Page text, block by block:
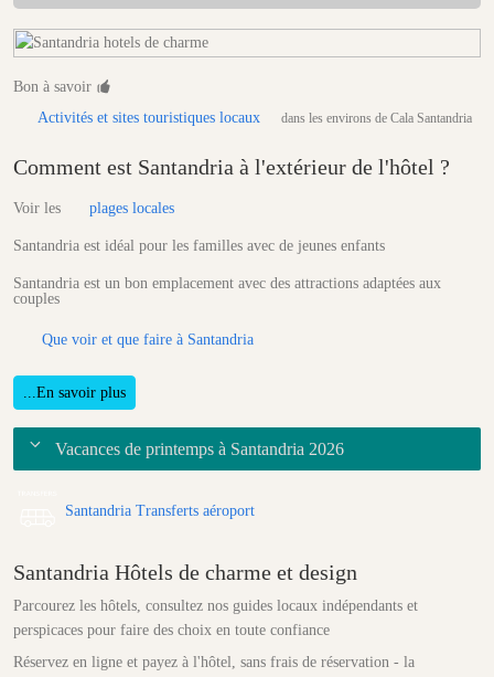
Bon à savoir
Activités et sites touristiques locaux
dans les environs de Cala Santandria
Comment est Santandria à l'extérieur de l'hôtel ?
Voir les plages locales
Santandria est idéal pour les familles avec de jeunes enfants
Santandria est un bon emplacement avec des attractions adaptées aux
couples
Que voir et que faire à Santandria
...En savoir plus
Vacances de printemps à Santandria 2026
Santandria Transferts aéroport
Santandria Hôtels de charme et design
Parcourez les hôtels, consultez nos guides locaux indépendants et
perspicaces pour faire des choix en toute confiance
Réservez en ligne et payez à l'hôtel, sans frais de réservation - la